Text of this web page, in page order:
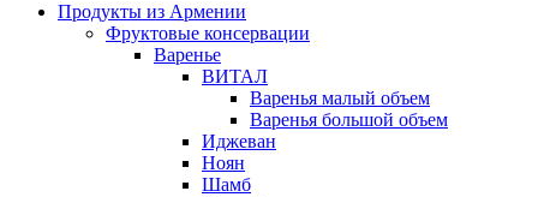
Продукты из Армении
Фруктовые консервации
Варенье
ВИТАЛ
Варенья малый объем
Варенья большой объем
Иджеван
Ноян
Шамб